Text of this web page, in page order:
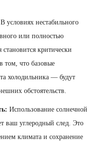
В условиях нестабильного
или полностью
критически
том, что базовые
холодильника — будут
обстоятельств.
Использование солнечной
ваш углеродный след. Это
климата и сохранение